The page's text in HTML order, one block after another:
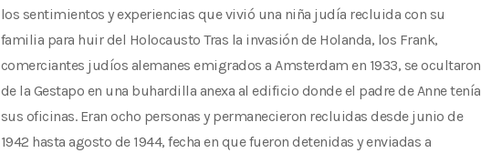
los sentimientos y experiencias que vivió una niña judía recluida con su
familia para huir del Holocausto Tras la invasión de Holanda, los Frank,
comerciantes judíos alemanes emigrados a Amsterdam en 1933, se ocultaron
de la Gestapo en una buhardilla anexa al edificio donde el padre de Anne tenía
sus oficinas. Eran ocho personas y permanecieron recluidas desde junio de
1942 hasta agosto de 1944, fecha en que fueron detenidas y enviadas a